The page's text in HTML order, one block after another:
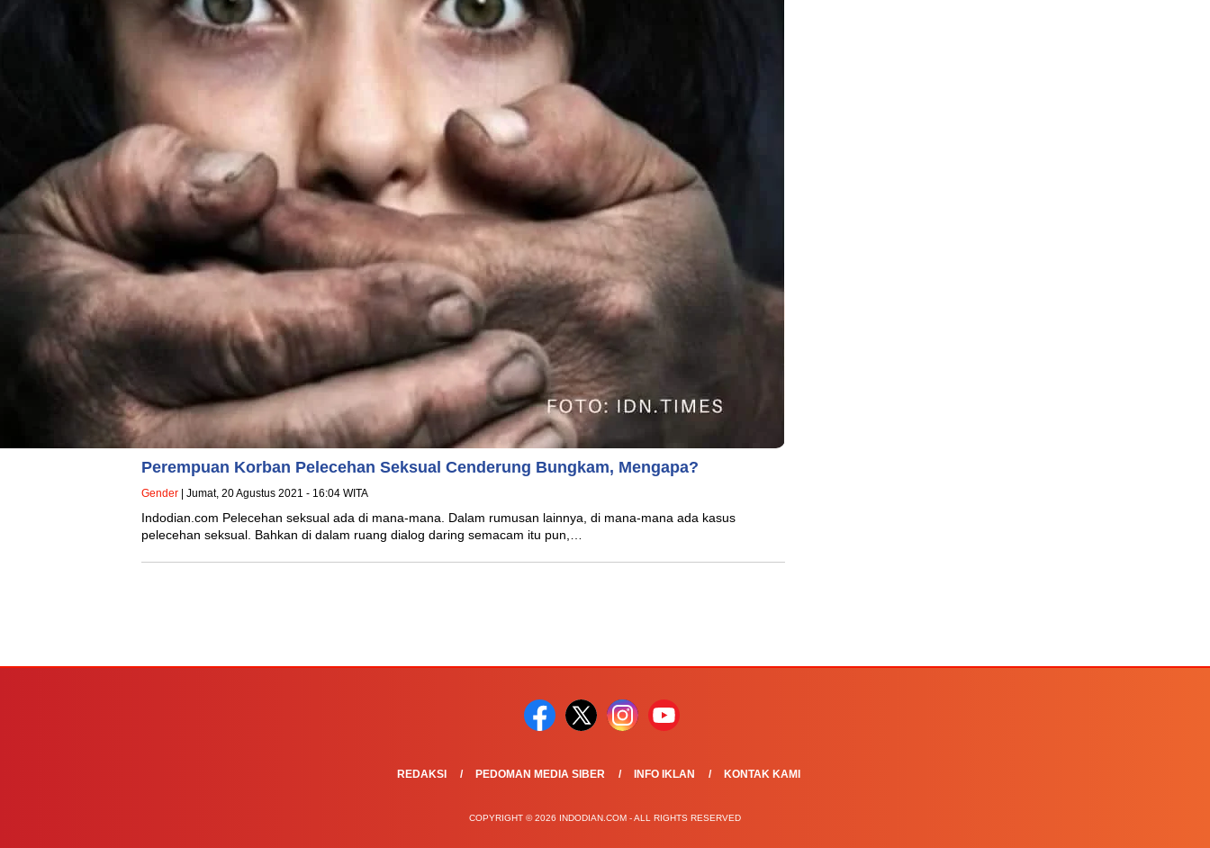
Perempuan Korban Pelecehan Seksual Cenderung Bungkam, Mengapa?
Gender | Jumat, 20 Agustus 2021 - 16:04 WITA
Indodian.com Pelecehan seksual ada di mana-mana. Dalam rumusan lainnya, di mana-mana ada kasus
pelecehan seksual. Bahkan di dalam ruang dialog daring semacam itu pun,…
REDAKSI PEDOMAN MEDIA SIBER INFO IKLAN KONTAK KAMI
COPYRIGHT © 2026 INDODIAN.COM - ALL RIGHTS RESERVED